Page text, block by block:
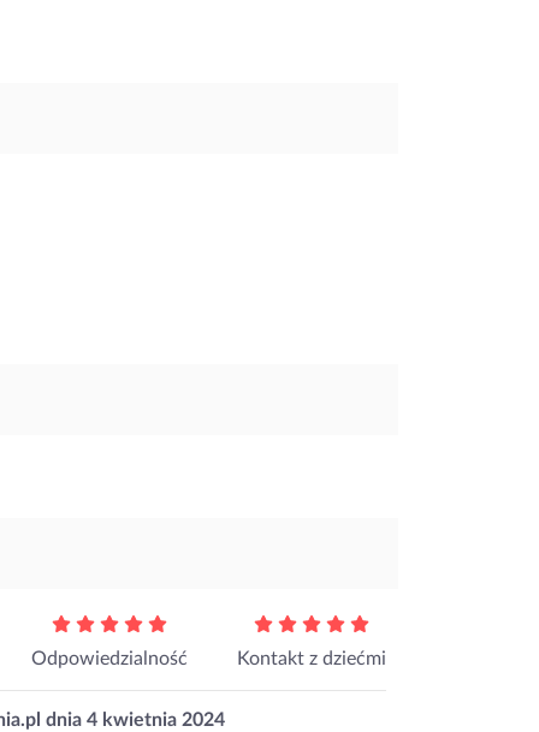
Odpowiedzialność Kontakt z dziećmi
dnia 4 kwietnia 2024